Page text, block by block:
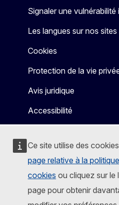
Ce site utilise des
page relative à la
cookies ou cliquez sur le
page pour obtenir
Signaler une
Les langues sur nos
Cookies
Protection de la vie
Avis juridique
Accessibilité